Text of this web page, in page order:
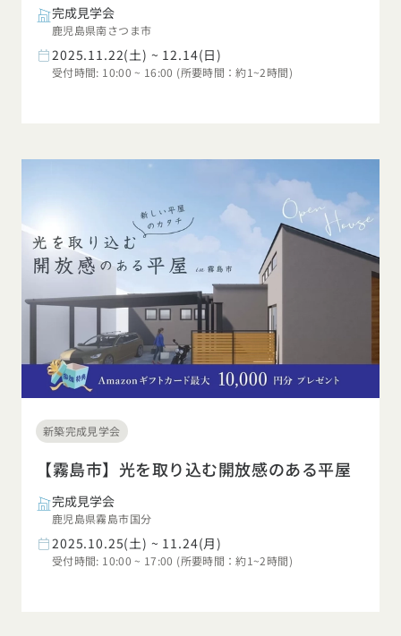
完成見学会
鹿児島県南さつま市
2025.11.22(土) ~ 12.14(日)
受付時間: 10:00 ~ 16:00 (所要時間：約1~2時間)
新築完成見学会
【霧島市】光を取り込む開放感のある平屋
完成見学会
鹿児島県霧島市国分
2025.10.25(土) ~ 11.24(月)
受付時間: 10:00 ~ 17:00 (所要時間：約1~2時間)